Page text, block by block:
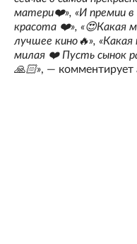
матери❤️», «И премии в
красота ❤️», «😍Какая
лучшее кино🔥»,
милая ❤️ Пусть сынок
🙏🏻», — комментирует